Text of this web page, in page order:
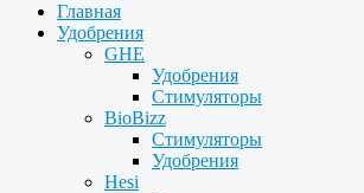
Главная
Удобрения
GHE
Удобрения
Стимуляторы
BioBizz
Стимуляторы
Удобрения
Hesi